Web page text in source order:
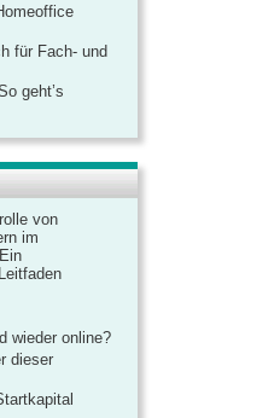
für Fach- und
geht’s
von
im
wieder online?
dieser